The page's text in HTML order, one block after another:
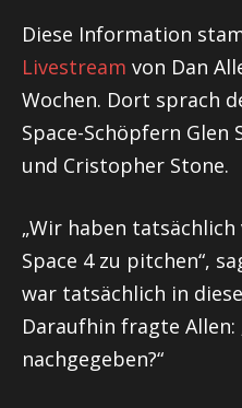
Diese Information
Livestream von Dan
Wochen. Dort sprach
Space-Schöpfern Glen
und Cristopher Stone.
„Wir haben
Space 4 zu pitchen“,
war tatsächlich in
Daraufhin fragte
nachgegeben?“